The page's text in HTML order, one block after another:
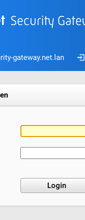
gateway.net.lan